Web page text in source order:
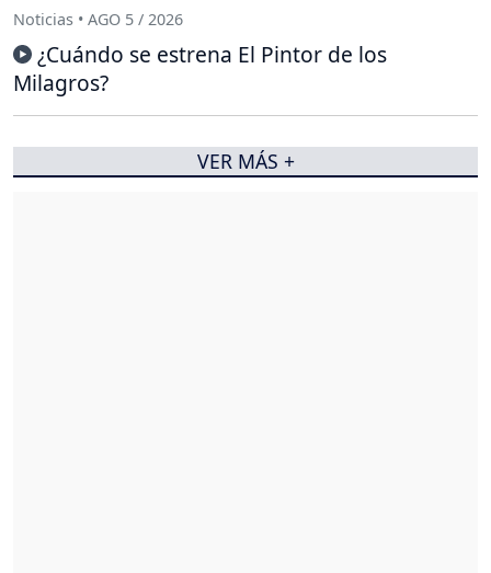
Noticias • AGO 5 / 2026
¿Cuándo se estrena El Pintor de los
Milagros?
VER MÁS +